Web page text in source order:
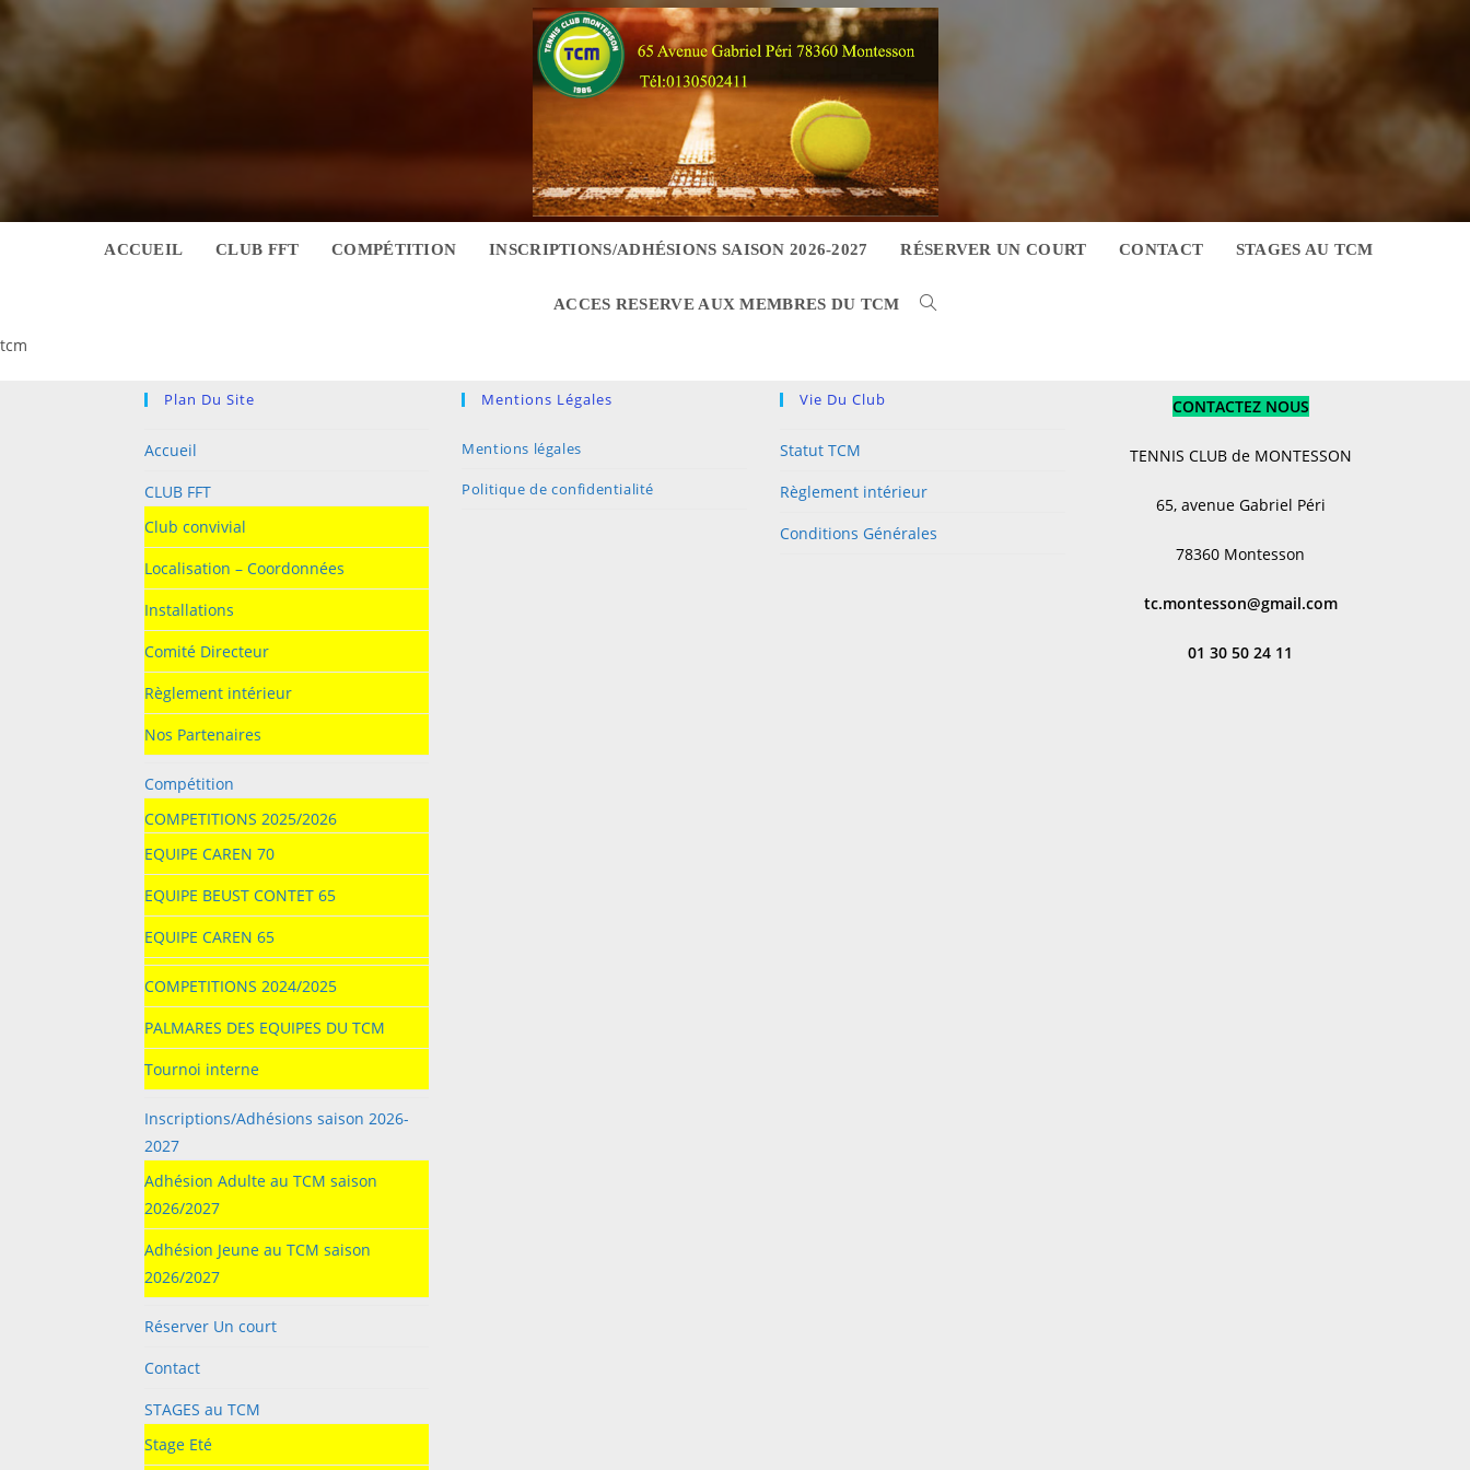
ACCUEIL CLUB FFT COMPÉTITION INSCRIPTIONS/ADHÉSIONS SAISON 2026-2027 RÉSERVER UN COURT CONTACT STAGES AU TCM
ACCES RESERVE AUX MEMBRES DU TCM
tcm
Plan Du Site
Accueil
CLUB FFT
Club convivial
Localisation – Coordonnées
Installations
Comité Directeur
Règlement intérieur
Nos Partenaires
Compétition
COMPETITIONS 2025/2026
EQUIPE CAREN 70
EQUIPE BEUST CONTET 65
EQUIPE CAREN 65
COMPETITIONS 2024/2025
PALMARES DES EQUIPES DU TCM
Tournoi interne
Inscriptions/Adhésions saison 2026-
2027
Adhésion Adulte au TCM saison
2026/2027
Adhésion Jeune au TCM saison
2026/2027
Réserver Un court
Contact
STAGES au TCM
Stage Eté
Mentions Légales
Mentions légales
Politique de confidentialité
Vie Du Club
Statut TCM
Règlement intérieur
Conditions Générales
CONTACTEZ NOUS
TENNIS CLUB de MONTESSON
65, avenue Gabriel Péri
78360 Montesson
tc.montesson@gmail.com
01 30 50 24 11